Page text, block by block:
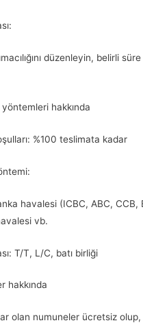
düzenleyin, belirli
hakkında
%100 teslimata kadar
havalesi (ICBC, ABC, CCB,
vb.
T/T, L/C, batı birliği
hakkında
olan numuneler ücretsiz